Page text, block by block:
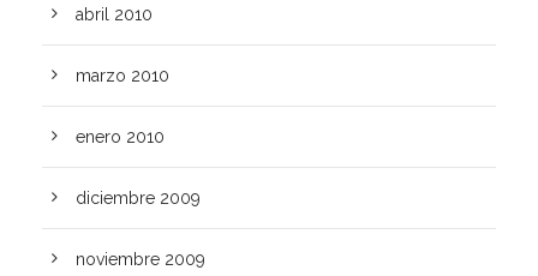
abril 2010
marzo 2010
enero 2010
diciembre 2009
noviembre 2009